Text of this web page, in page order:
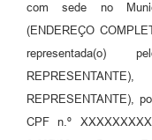
com sede no
(ENDEREÇO
representada(o)
REPRESENTANTE),
CPF n.º